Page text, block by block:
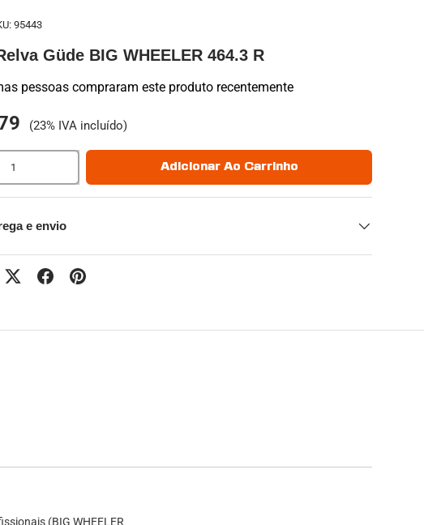
95443
Güde BIG WHEELER 464.3 R
pessoas compraram este produto recentemente
(23% IVA incluído)
Adicionar Ao Carrinho
e envio
(BIG WHEELER